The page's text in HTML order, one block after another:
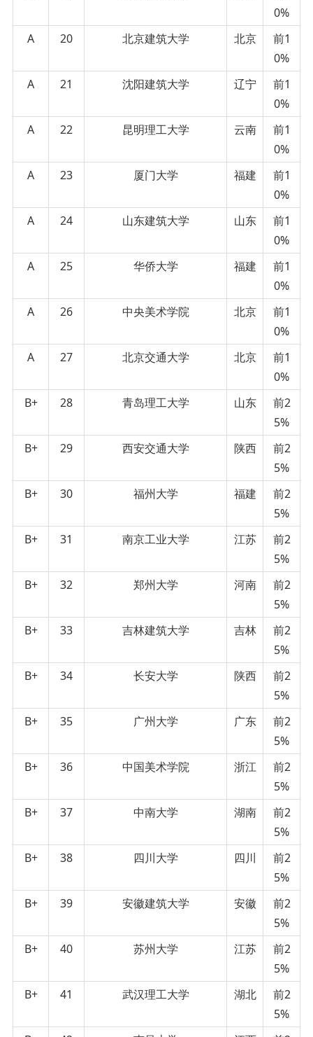
0%
A
20 北京建筑大学 北京
前1
0%
A
21 沈阳建筑大学 辽宁
前1
0%
A
22 昆明理工大学 云南
前1
0%
A
23 厦门大学 福建
前1
0%
A
24 山东建筑大学 山东
前1
0%
A
25 华侨大学 福建
前1
0%
A
26 中央美术学院 北京
前1
0%
A
27 北京交通大学 北京
前1
0%
B+
28 青岛理工大学 山东
前2
5%
B+
29 西安交通大学 陕西
前2
5%
B+
30 福州大学 福建
前2
5%
B+
31 南京工业大学 江苏
前2
5%
B+
32 郑州大学 河南
前2
5%
B+
33 吉林建筑大学 吉林
前2
5%
B+
34 长安大学 陕西
前2
5%
B+
35 广州大学 广东
前2
5%
B+
36 中国美术学院 浙江
前2
5%
B+
37 中南大学 湖南
前2
5%
B+
38 四川大学 四川
前2
5%
B+
39 安徽建筑大学 安徽
前2
5%
B+
40 苏州大学 江苏
前2
5%
B+
41 武汉理工大学 湖北
前2
5%